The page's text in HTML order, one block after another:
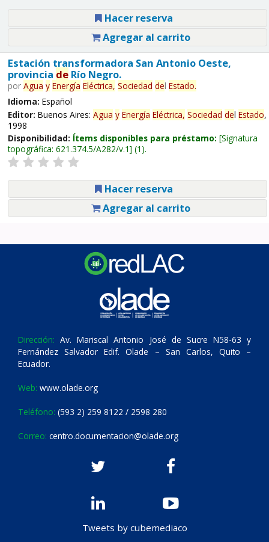
Hacer reserva
Agregar al carrito
Estación transformadora San Antonio Oeste,
provincia deRío Negro.
por Agua y Energía Eléctrica, Sociedad del Estado.
Idioma: Español
Editor: Buenos Aires: Agua y Energía Eléctrica, Sociedad del Estado,
1998
Disponibilidad: Ítems disponibles para préstamo: Signatura
topográfica: 621.374.5/A282/v.1 (1).
Hacer reserva
Agregar al carrito
Dirección: Av. Mariscal Antonio José de Sucre N58-63 y
Fernández Salvador Edif. Olade – San Carlos, Quito –
Ecuador.
Web: www.olade.org
Teléfono: (593 2) 259 8122 / 2598 280
Correo: centro.documentacion@olade.org
Tweets by cubemediaco